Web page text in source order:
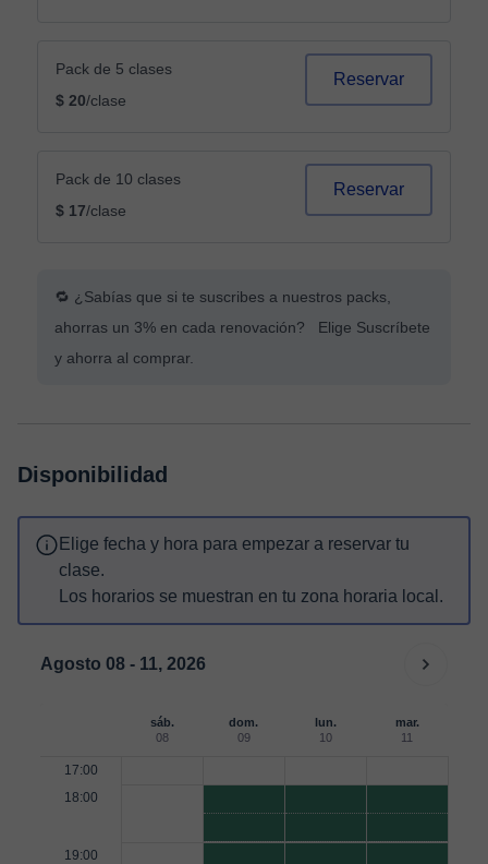
Pack de 5 clases
$ 20/clase
Reservar
Pack de 10 clases
$ 17/clase
Reservar
🔁 ¿Sabías que si te suscribes a nuestros packs,
ahorras un 3% en cada renovación? Elige Suscríbete
y ahorra al comprar.
Disponibilidad
Elige fecha y hora para empezar a reservar tu
clase.
Los horarios se muestran en tu zona horaria local.
Agosto 08 - 11, 2026
sáb.
08
dom.
09
lun.
10
mar.
11
17:00
18:00
19:00